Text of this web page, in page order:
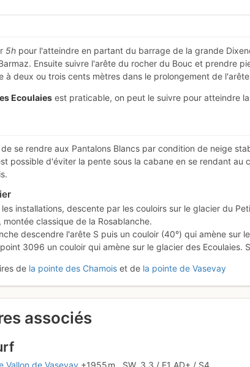
5h pour l'atteindre en partant du barrage de la grande
Ensuite suivre l'arête du rocher du Bouc et prendre
à deux ou trois cents mètres dans le prolongement de
Ecoulaies est praticable, on peut le suivre pour atteindre
se rendre aux Pantalons Blancs par condition de neige
possible d'éviter la pente sous la cabane en se rendant au
installations, descente par les couloirs sur le glacier du
montée classique de la Rosablanche.
descendre l'arête S puis un couloir (40°) qui amène sur
3096 un couloir qui amène sur le glacier des Ecoulaies.
de la pointe des Chamois et de la pointe de Vasevay
associés